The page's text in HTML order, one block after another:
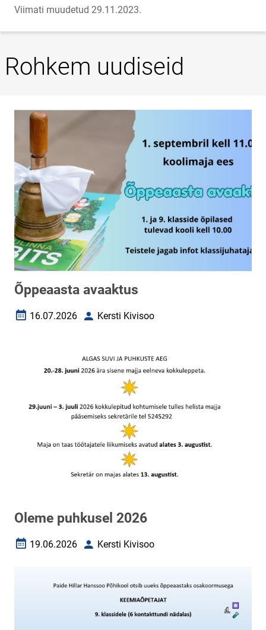
Viimati muudetud 29.11.2023.
Rohkem uudiseid
Õppeaasta avaaktus
Loomise kuupäev
16.07.2026 AutorKersti Kivisoo
Oleme puhkusel 2026
Loomise kuupäev
19.06.2026 AutorKersti Kivisoo